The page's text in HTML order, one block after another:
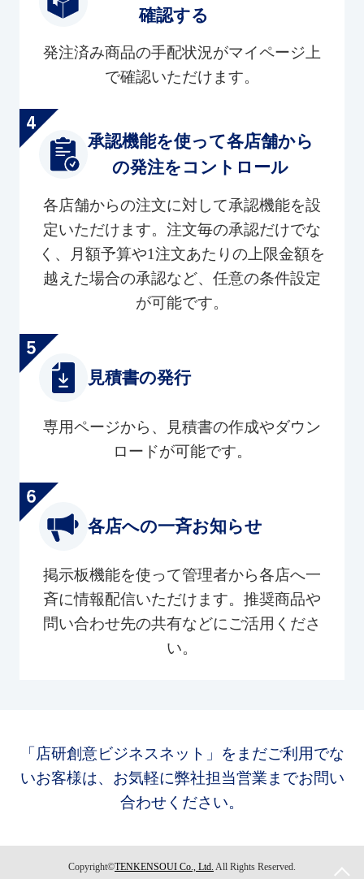
確認する
発注済み商品の手配状況がマイページ上
で確認いただけます。
承認機能を使って各店舗から
の発注をコントロール
各店舗からの注文に対して承認機能を設
定いただけます。注文毎の承認だけでな
く、月額予算や1注文あたりの上限金額を
越えた場合の承認など、任意の条件設定
が可能です。
見積書の発行
専用ページから、見積書の作成やダウン
ロードが可能です。
各店への一斉お知らせ
掲示板機能を使って管理者から各店へ一
斉に情報配信いただけます。推奨商品や
問い合わせ先の共有などにご活用くださ
い。
「店研創意ビジネスネット」をまだご利用でな
いお客様は、お気軽に弊社担当営業までお問い
合わせください。
Copyright©TENKENSOUI Co., Ltd. All Rights Reserved.